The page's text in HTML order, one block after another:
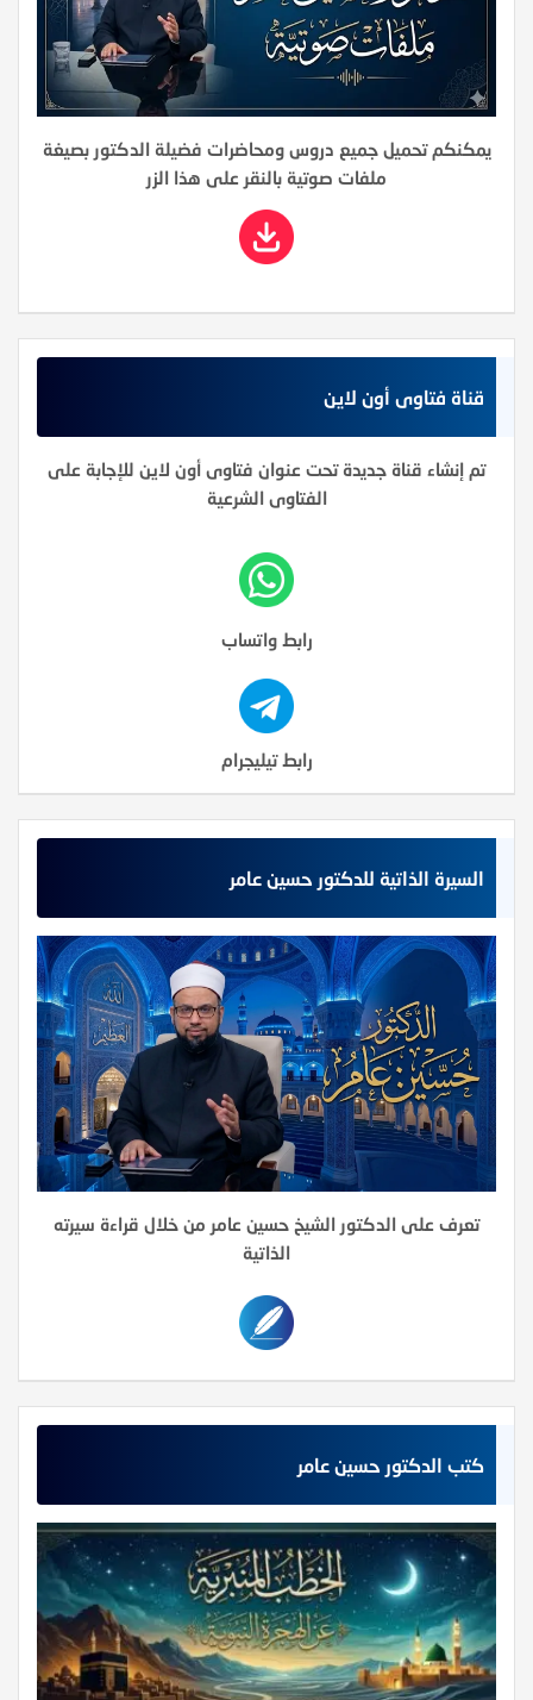
يمكنكم تحميل جميع دروس ومحاضرات فضيلة الدكتور بصيغة
ملفات صوتية بالنقر على هذا الزر
قناة فتاوى أون لاين
تم إنشاء قناة جديدة تحت عنوان فتاوى أون لاين للإجابة على
الفتاوى الشرعية
رابط واتساب
رابط تيليجرام
السيرة الذاتية للدكتور حسين عامر
تعرف على الدكتور الشيخ حسين عامر من خلال قراءة سيرته
الذاتية
كتب الدكتور حسين عامر